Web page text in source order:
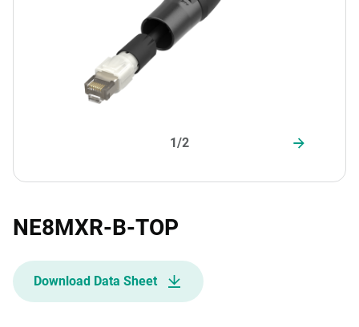
1/2
NE8MXR-B-TOP
Download Data Sheet